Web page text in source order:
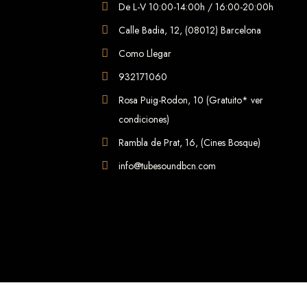
De L-V 10:00-14:00h / 16:00-20:00h
Calle Badia, 12, (08012) Barcelona
Como Llegar
932171060
Rosa Puig-Rodon, 10 (Gratuito* ver
condiciones)
Rambla de Prat, 16, (Cines Bosque)
info@tubesoundbcn.com